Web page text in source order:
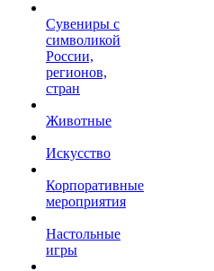
Сувениры с
символикой
России,
регионов,
стран
Животные
Искусство
Корпоративные
мероприятия
Настольные
игры